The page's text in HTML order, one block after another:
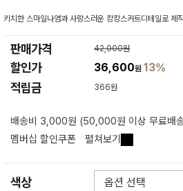
키치한 스마일나염과 사랑스러운 캉캉스커트디테일로 제
판매가격 42,000원
할인가 36,600원13%
적립금 366원
배송비 3,000원 (50,000원 이상 무료배
멤버십 할인쿠폰
펼쳐보기
색상